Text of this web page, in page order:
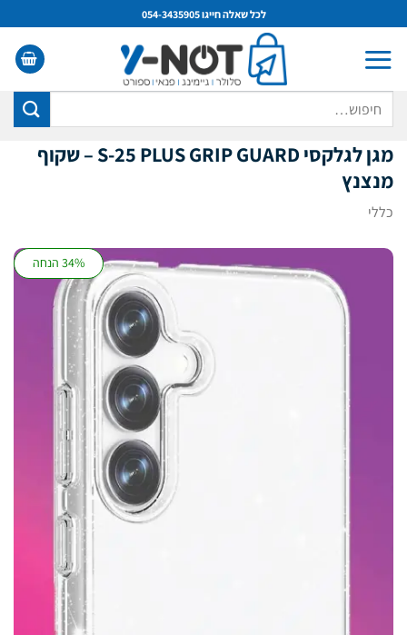
to
content
לכל שאלה חייגו 054-3435905
מגן לגלקסי S-25 PLUS GRIP GUARD – שקוף
מנצנץ
כללי
34% הנחה